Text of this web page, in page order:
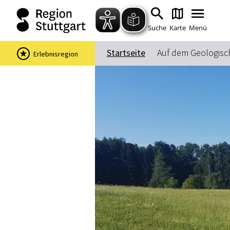
Suche Karte Menü
Startseite Auf dem
Erlebnisregion